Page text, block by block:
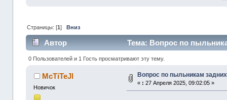
Страницы: [1] Вниз
Автор Тема: Вопрос по
0 Пользователей и 1 Гость просматривают эту тему.
McTiTeJl
Новичок
Вопрос по пыльникам
« : 27 Апреля 2025, 09:02:05 »